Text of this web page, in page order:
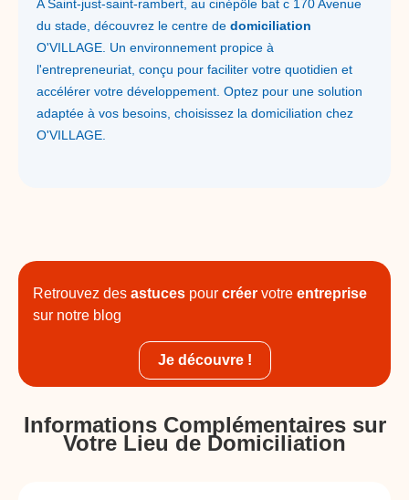
A Saint-just-saint-rambert, au cinépôle bat c 170 Avenue
du stade, découvrez le centre de domiciliation
O'VILLAGE. Un environnement propice à
l'entrepreneuriat, conçu pour faciliter votre quotidien et
accélérer votre développement. Optez pour une solution
adaptée à vos besoins, choisissez la domiciliation chez
O'VILLAGE.
Retrouvez des astuces pour créer votre entreprise
sur notre blog
Je découvre !
Informations Complémentaires sur
Votre Lieu de Domiciliation